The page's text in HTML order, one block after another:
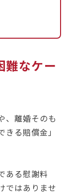
難なケー
、離婚そのも
る賠償金」
ある慰謝料
ではありませ